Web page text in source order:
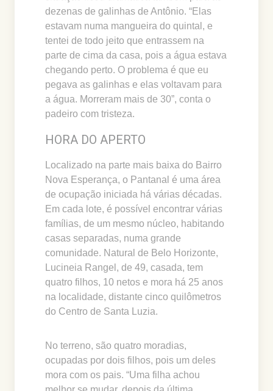
dezenas de galinhas de Antônio. “Elas
estavam numa mangueira do quintal, e
tentei de todo jeito que entrassem na
parte de cima da casa, pois a água estava
chegando perto. O problema é que eu
pegava as galinhas e elas voltavam para
a água. Morreram mais de 30”, conta o
padeiro com tristeza.
HORA DO APERTO
Localizado na parte mais baixa do Bairro
Nova Esperança, o Pantanal é uma área
de ocupação iniciada há várias décadas.
Em cada lote, é possível encontrar várias
famílias, de um mesmo núcleo, habitando
casas separadas, numa grande
comunidade. Natural de Belo Horizonte,
Lucineia Rangel, de 49, casada, tem
quatro filhos, 10 netos e mora há 25 anos
na localidade, distante cinco quilômetros
do Centro de Santa Luzia.
No terreno, são quatro moradias,
ocupadas por dois filhos, pois um deles
mora com os pais. “Uma filha achou